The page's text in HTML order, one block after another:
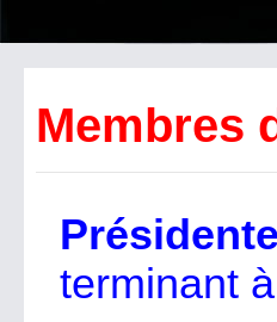
Membres
Présidente
terminant